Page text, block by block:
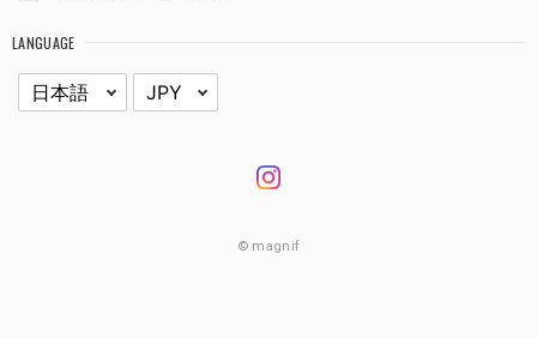
LANGUAGE
© magnif